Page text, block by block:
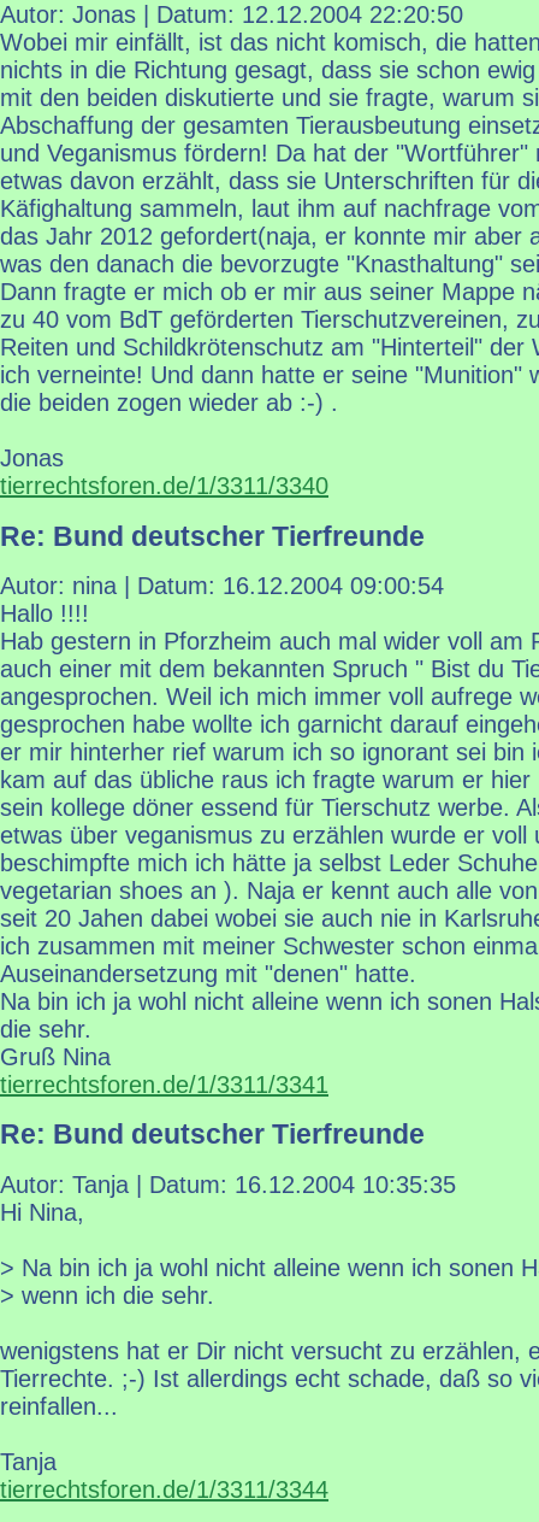
Autor: Jonas | Datum: 12.12.2004 22:20:50
Wobei mir einfällt, ist das nicht komisch, die
nichts in die Richtung gesagt, dass sie schon
mit den beiden diskutierte und sie fragte, warum
Abschaffung der gesamten Tierausbeutung
und Veganismus fördern! Da hat der "Wortführer"
etwas davon erzählt, dass sie Unterschriften für
Käfighaltung sammeln, laut ihm auf nachfrage
das Jahr 2012 gefordert(naja, er konnte mir aber
was den danach die bevorzugte "Knasthaltung"
Dann fragte er mich ob er mir aus seiner Mappe
zu 40 vom BdT geförderten Tierschutzvereinen,
Reiten und Schildkrötenschutz am "Hinterteil" der
ich verneinte! Und dann hatte er seine "Munition"
die beiden zogen wieder ab :-) .
Jonas
tierrechtsforen.de/1/3311/3340
Re: Bund deutscher Tierfreunde
Autor: nina | Datum: 16.12.2004 09:00:54
Hallo !!!!
Hab gestern in Pforzheim auch mal wider voll am
auch einer mit dem bekannten Spruch " Bist du
angesprochen. Weil ich mich immer voll aufrege
gesprochen habe wollte ich garnicht darauf
er mir hinterher rief warum ich so ignorant sei bin
kam auf das übliche raus ich fragte warum er
sein kollege döner essend für Tierschutz werbe.
etwas über veganismus zu erzählen wurde er voll
beschimpfte mich ich hätte ja selbst Leder
vegetarian shoes an ). Naja er kennt auch alle
seit 20 Jahen dabei wobei sie auch nie in
ich zusammen mit meiner Schwester schon
Auseinandersetzung mit "denen" hatte.
Na bin ich ja wohl nicht alleine wenn ich sonen
die sehr.
Gruß Nina
tierrechtsforen.de/1/3311/3341
Re: Bund deutscher Tierfreunde
Autor: Tanja | Datum: 16.12.2004 10:35:35
Hi Nina,
> Na bin ich ja wohl nicht alleine wenn ich sonen
> wenn ich die sehr.
wenigstens hat er Dir nicht versucht zu erzählen,
Tierrechte. ;-) Ist allerdings echt schade, daß so
reinfallen...
Tanja
tierrechtsforen.de/1/3311/3344